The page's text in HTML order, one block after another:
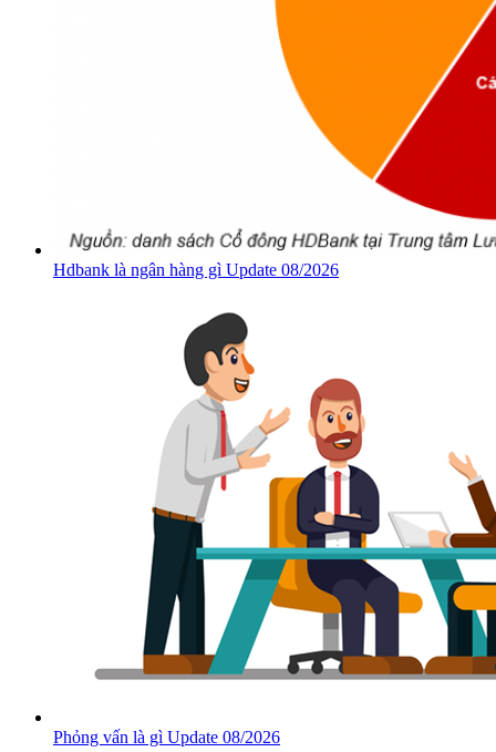
Hdbank là ngân hàng gì Update 08/2026
Phỏng vấn là gì Update 08/2026